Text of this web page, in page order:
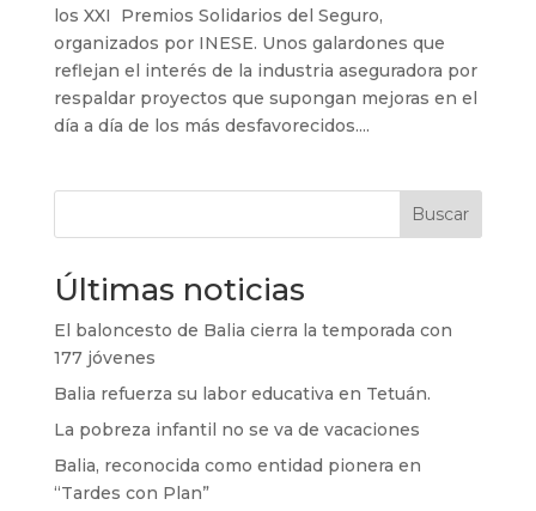
los XXI Premios Solidarios del Seguro,
organizados por INESE. Unos galardones que
reflejan el interés de la industria aseguradora por
respaldar proyectos que supongan mejoras en el
día a día de los más desfavorecidos....
Buscar
Últimas noticias
El baloncesto de Balia cierra la temporada con
177 jóvenes
Balia refuerza su labor educativa en Tetuán.
La pobreza infantil no se va de vacaciones
Balia, reconocida como entidad pionera en
“Tardes con Plan”